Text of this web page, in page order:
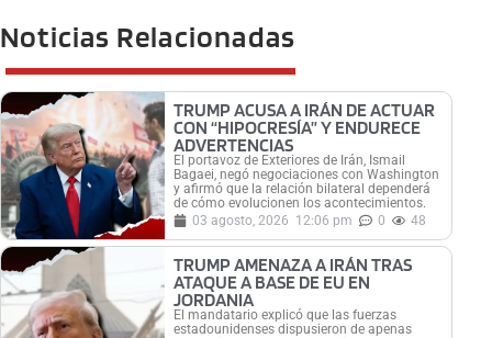
Noticias Relacionadas
TRUMP ACUSA A IRÁN DE ACTUAR
CON “HIPOCRESÍA” Y ENDURECE
ADVERTENCIAS
El portavoz de Exteriores de Irán, Ismail
Bagaei, negó negociaciones con Washington
y afirmó que la relación bilateral dependerá
de cómo evolucionen los acontecimientos.
03 agosto, 2026 12:06 pm 0 48
TRUMP AMENAZA A IRÁN TRAS
ATAQUE A BASE DE EU EN
JORDANIA
El mandatario explicó que las fuerzas
estadounidenses dispusieron de apenas